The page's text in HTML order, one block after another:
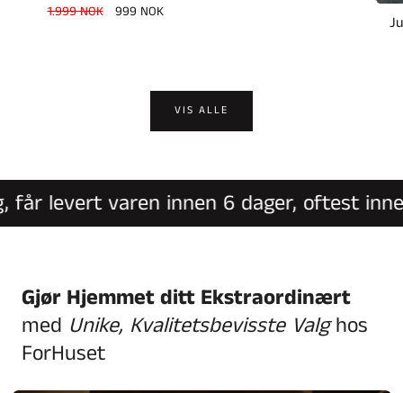
Vanlig
1.999 NOK Salgspris
999 NOK
VIS ALLE
varen innen 6 dager, oftest innen
Gjør Hjemmet ditt Ekstraordinært
med Unike, Kvalitetsbevisste Valghos
ForHuset